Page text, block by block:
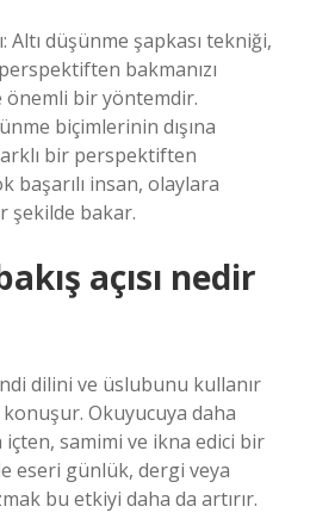
Altı düşünme şapkası tekniği,
bakmanızı
önemli bir yöntemdir.
biçimlerinin dışına
bir perspektiften
başarılı insan, olaylara
şekilde bakar.
açısı nedir
dilini ve üslubunu kullanır
Okuyucuya daha
içten, samimi ve ikna edici bir
eseri günlük, dergi veya
bu etkiyi daha da artırır.